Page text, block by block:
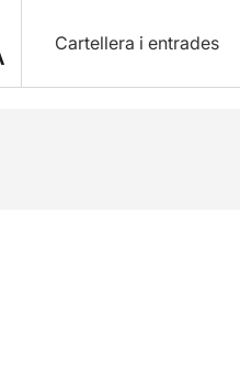
Cartellera i entrades